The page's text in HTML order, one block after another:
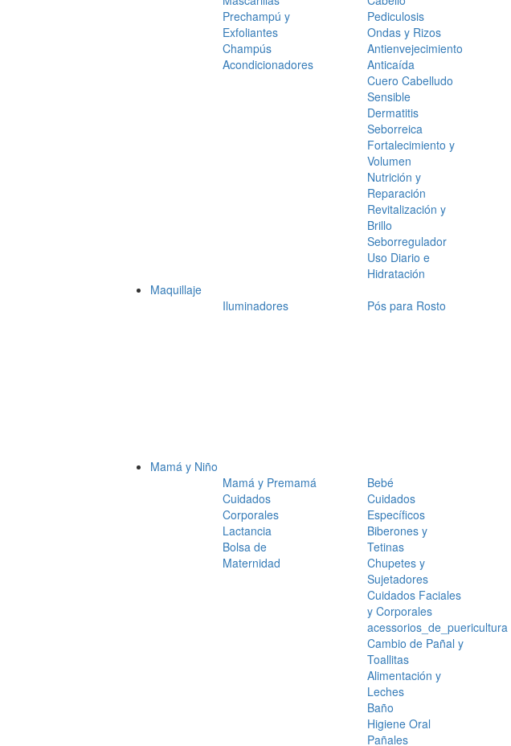
Prechampú y
Exfoliantes
Champús
Acondicionadores
Pediculosis
Ondas y Rizos
Antienvejecimiento
Anticaída
Cuero Cabelludo
Sensible
Dermatitis
Seborreica
Fortalecimiento y
Volumen
Nutrición y
Reparación
Revitalización y
Brillo
Seborregulador
Uso Diario e
Hidratación
Maquillaje
Iluminadores
Pós para Rosto
Mamá y Niño
Mamá y Premamá
Cuidados
Corporales
Lactancia
Bolsa de
Maternidad
Bebé
Cuidados
Específicos
Biberones y
Tetinas
Chupetes y
Sujetadores
Cuidados Faciales
y Corporales
acessorios_de_puericultura
Cambio de Pañal y
Toallitas
Alimentación y
Leches
Baño
Higiene Oral
Pañales